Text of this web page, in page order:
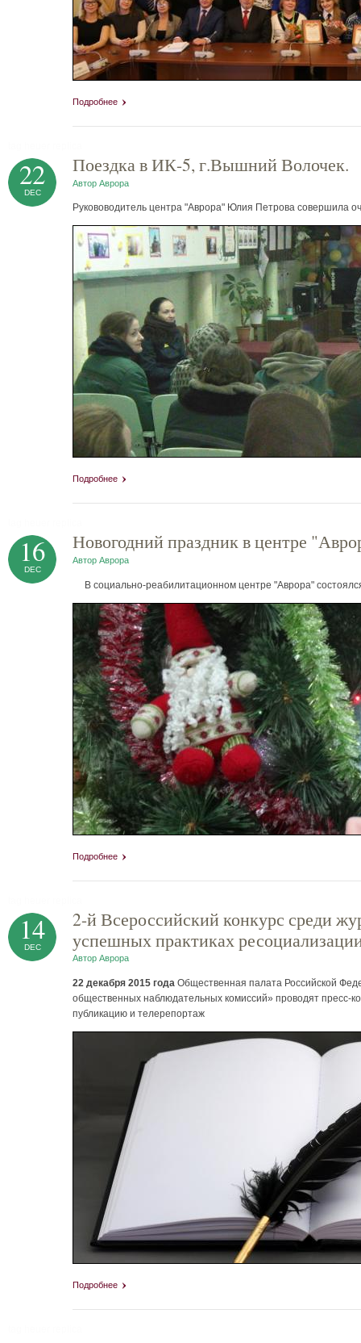
Подробнее
Поездка в ИК-5, г.Вышний Волочек.
Автор Аврора
22
DEC
Рукововодитель центра "Аврора" Юлия Петрова совершила
Подробнее
Новогодний праздник в центре
Автор Аврора
16
DEC
В социально-реабилитационном центре "Аврора"
Подробнее
2-й Всероссийский конкурс среди
успешных практиках
Автор Аврора
14
DEC
22 декабря 2015 года Общественная палата Российской
общественных наблюдательных комиссий» проводят пресс-
публикацию и телерепортаж
Подробнее